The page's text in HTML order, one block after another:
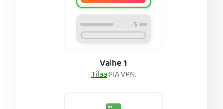
Vaihe 1
TilaaPIA VPN.